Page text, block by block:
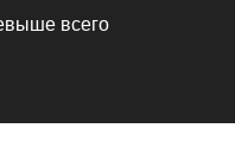
всего